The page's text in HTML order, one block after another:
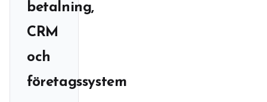
betalning,
CRM
och
företagssystem